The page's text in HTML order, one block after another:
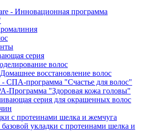
- Инновационная программа
серия
волос
восстановление волос
- СПА-программа "Счастье для волос"
Программа "Здоровая кожа головы"
серия для окрашенных волос
с протеинами шелка и жемчуга
укладки с протеинами шелка и